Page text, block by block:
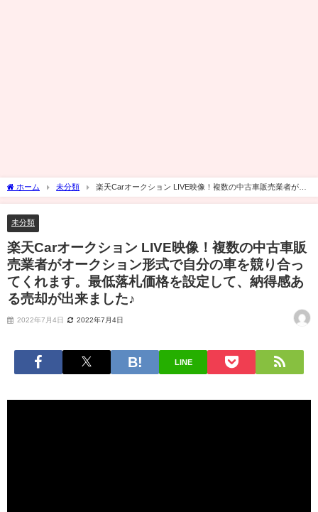
ホーム 未分類
楽天Carオークション LIVE映像！複数の中古車販売業者がオ
ークション形式で自分の車を競り合ってくれます。最低落札価格を設定して、納得感
未分類
楽天Carオークション LIVE映像！複数の中古車販
売業者がオークション形式で自分の車を競り合っ
てくれます。最低落札価格を設定して、納得感あ
る売却が出来ました♪
2022年7月4日 2022年7月4日
LINE